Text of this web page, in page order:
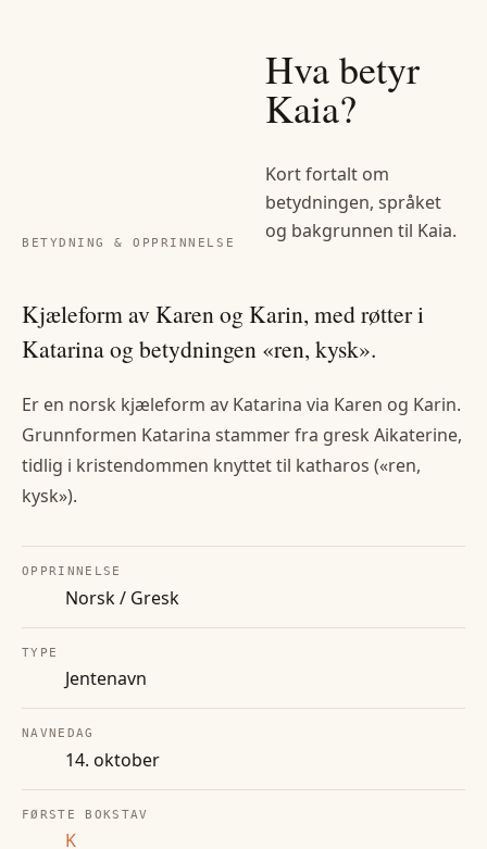
BETYDNING & OPPRINNELSE
Hva betyr
Kaia?
Kort fortalt om
betydningen, språket
og bakgrunnen til Kaia.
Kjæleform av Karen og Karin, med røtter i
Katarina og betydningen «ren, kysk».
Er en norsk kjæleform av Katarina via Karen og Karin.
Grunnformen Katarina stammer fra gresk Aikaterine,
tidlig i kristendommen knyttet til katharos («ren,
kysk»).
OPPRINNELSE
Norsk / Gresk
TYPE
Jentenavn
NAVNEDAG
14. oktober
FØRSTE BOKSTAV
K